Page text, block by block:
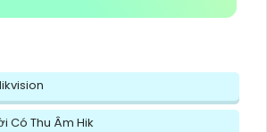
Có Thu Âm Hik